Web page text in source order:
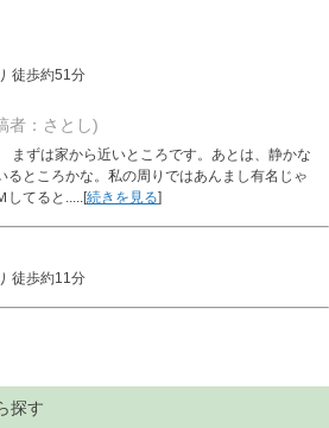
徒歩約51分
者：さとし)
まずは家から近いところです。あとは、静かな
るところかな。私の周りではあんまし有名じゃ
してると.....[続きを見る]
徒歩約11分
探す